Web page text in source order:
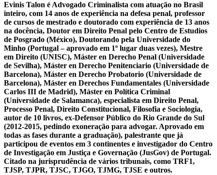
Evinis Talon é Advogado Criminalista com atuação no Brasil
inteiro, com 14 anos de experiência na defesa penal, professor
de cursos de mestrado e doutorado com experiência de 13 anos
na docência, Doutor em Direito Penal pelo Centro de Estudios
de Posgrado (México), Doutorando pela Universidade do
Minho (Portugal – aprovado em 1º lugar duas vezes), Mestre
em Direito (UNISC), Máster en Derecho Penal (Universidade
de Sevilha), Máster en Derecho Penitenciario (Universidade de
Barcelona), Máster en Derecho Probatorio (Universidade de
Barcelona), Máster en Derechos Fundamentales (Universidade
Carlos III de Madrid), Máster en Política Criminal
(Universidade de Salamanca), especialista em Direito Penal,
Processo Penal, Direito Constitucional, Filosofia e Sociologia,
autor de 10 livros, ex-Defensor Público do Rio Grande do Sul
(2012-2015, pedindo exoneração para advogar. Aprovado em
todas as fases durante a graduação), palestrante que já
participou de eventos em 3 continentes e investigador do Centro
de Investigação em Justiça e Governação (JusGov) de Portugal.
Citado na jurisprudência de vários tribunais, como TRF1,
TJSP, TJPR, TJSC, TJGO, TJMG, TJSE e outros.